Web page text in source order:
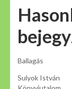
Ballagás
Sulyok István